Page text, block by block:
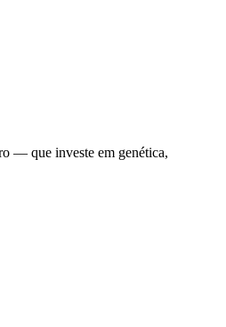
— que investe em genética,